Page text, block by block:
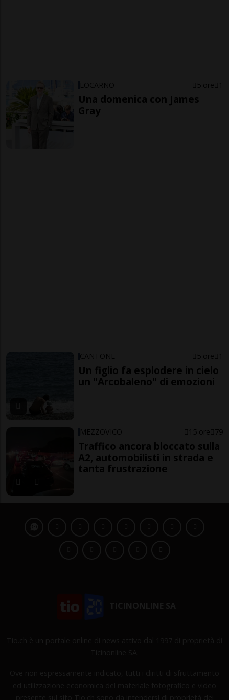
LOCARNO 5 ore 1
Una domenica con James
Gray
CANTONE 5 ore 1
Un figlio fa esplodere in cielo
un "Arcobaleno" di emozioni
MEZZOVICO 15 ore 79
Traffico ancora bloccato sulla
A2, automobilisti in strada e
tanta frustrazione